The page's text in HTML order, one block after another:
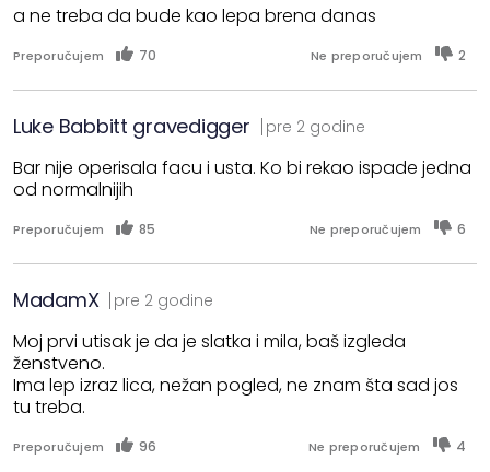
a ne treba da bude kao lepa brena danas
Preporučujem 70 Ne preporučujem 2
Luke Babbitt gravedigger pre 2 godine
Bar nije operisala facu i usta. Ko bi rekao ispade jedna
od normalnijih
Preporučujem 85 Ne preporučujem 6
MadamX pre 2 godine
Moj prvi utisak je da je slatka i mila, baš izgleda
ženstveno.
Ima lep izraz lica, nežan pogled, ne znam šta sad jos
tu treba.
Preporučujem 96 Ne preporučujem 4